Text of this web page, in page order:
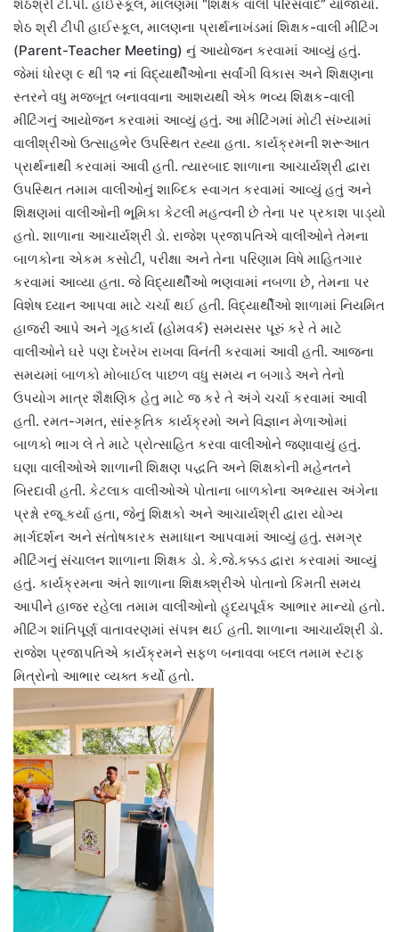
શેઠશ્રી ટી.પી. હાઈસ્કૂલ, માલણમાં “શિક્ષક વાલી પરિસંવાદ” યોજાયો.
શેઠ શ્રી ટીપી હાઈસ્કૂલ, માલણના પ્રાર્થનાખંડમાં શિક્ષક-વાલી મીટિંગ
(Parent-Teacher Meeting) નું આયોજન કરવામાં આવ્યું હતું.
જેમાં ધોરણ ૯ થી ૧૨ નાં વિદ્યાર્થીઓના સર્વાંગી વિકાસ અને શિક્ષણના
સ્તરને વધુ મજબૂત બનાવવાના આશયથી એક ભવ્ય શિક્ષક-વાલી
મીટિંગનું આયોજન કરવામાં આવ્યું હતું. આ મીટિંગમાં મોટી સંખ્યામાં
વાલીશ્રીઓ ઉત્સાહભેર ઉપસ્થિત રહ્યા હતા. કાર્યક્રમની શરૂઆત
પ્રાર્થનાથી કરવામાં આવી હતી. ત્યારબાદ શાળાના આચાર્યશ્રી દ્વારા
ઉપસ્થિત તમામ વાલીઓનું શાબ્દિક સ્વાગત કરવામાં આવ્યું હતું અને
શિક્ષણમાં વાલીઓની ભૂમિકા કેટલી મહત્વની છે તેના પર પ્રકાશ પાડ્યો
હતો. શાળાના આચાર્યશ્રી ડો. રાજેશ પ્રજાપતિએ વાલીઓને તેમના
બાળકોના એકમ કસોટી, પરીક્ષા અને તેના પરિણામ વિષે માહિતગાર
કરવામાં આવ્યા હતા. જે વિદ્યાર્થીઓ ભણવામાં નબળા છે, તેમના પર
વિશેષ ધ્યાન આપવા માટે ચર્ચા થઈ હતી. વિદ્યાર્થીઓ શાળામાં નિયમિત
હાજરી આપે અને ગૃહકાર્ય (હોમવર્ક) સમયસર પૂરું કરે તે માટે
વાલીઓને ઘરે પણ દેખરેખ રાખવા વિનંતી કરવામાં આવી હતી. આજના
સમયમાં બાળકો મોબાઈલ પાછળ વધુ સમય ન બગાડે અને તેનો
ઉપયોગ માત્ર શૈક્ષણિક હેતુ માટે જ કરે તે અંગે ચર્ચા કરવામાં આવી
હતી. રમત-ગમત, સાંસ્કૃતિક કાર્યક્રમો અને વિજ્ઞાન મેળાઓમાં
બાળકો ભાગ લે તે માટે પ્રોત્સાહિત કરવા વાલીઓને જણાવાયું હતું.
ઘણા વાલીઓએ શાળાની શિક્ષણ પદ્ધતિ અને શિક્ષકોની મહેનતને
બિરદાવી હતી. કેટલાક વાલીઓએ પોતાના બાળકોના અભ્યાસ અંગેના
પ્રશ્નો રજૂ કર્યા હતા, જેનું શિક્ષકો અને આચાર્યશ્રી દ્વારા યોગ્ય
માર્ગદર્શન અને સંતોષકારક સમાધાન આપવામાં આવ્યું હતું. સમગ્ર
મીટિંગનું સંચાલન શાળાના શિક્ષક ડો. કે.જે.કક્કડ દ્વારા કરવામાં આવ્યું
હતું. કાર્યક્રમના અંતે શાળાના શિક્ષક્શ્રીએ પોતાનો કિંમતી સમય
આપીને હાજર રહેલા તમામ વાલીઓનો હૃદયપૂર્વક આભાર માન્યો હતો.
મીટિંગ શાંતિપૂર્ણ વાતાવરણમાં સંપન્ન થઈ હતી. શાળાના આચાર્યશ્રી ડો.
રાજેશ પ્રજાપતિએ કાર્યક્રમને સફળ બનાવવા બદલ તમામ સ્ટાફ
મિત્રોનો આભાર વ્યક્ત કર્યો હતો.